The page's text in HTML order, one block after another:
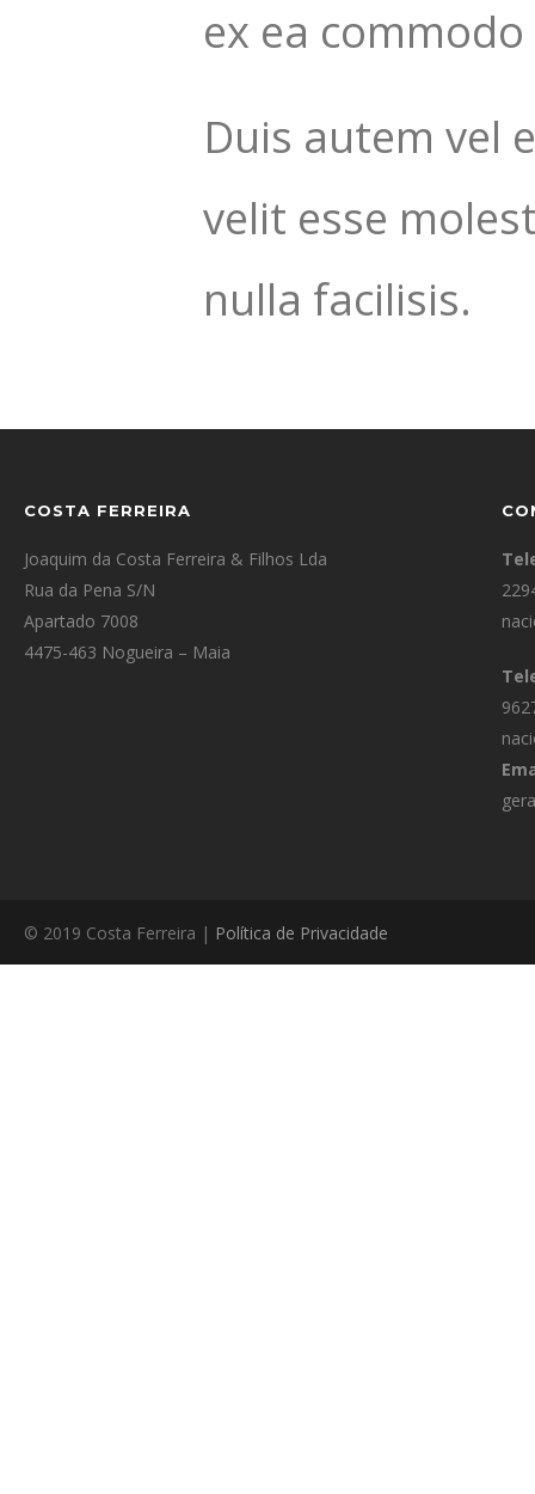
ex ea
Duis autem vel
velit esse
nulla facilisis.
COSTA FERREIRA
Joaquim da Costa Ferreira & Filhos Lda
Rua da Pena S/N
Apartado 7008
4475-463 Nogueira – Maia
© 2019 Costa Ferreira | Política de Privacidade